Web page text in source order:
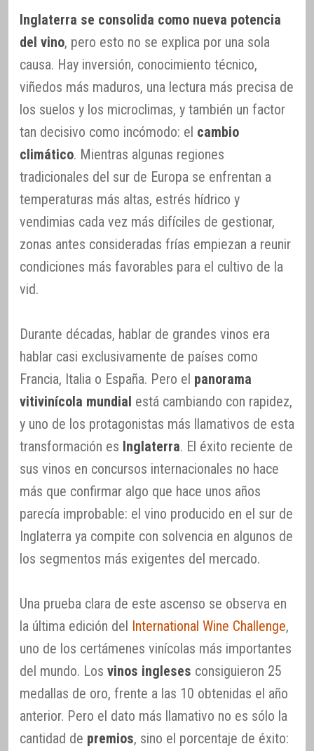
Inglaterra se consolida como nueva potencia
del vino, pero esto no se explica por una sola
causa. Hay inversión, conocimiento técnico,
viñedos más maduros, una lectura más precisa de
los suelos y los microclimas, y también un factor
tan decisivo como incómodo: el cambio
climático. Mientras algunas regiones
tradicionales del sur de Europa se enfrentan a
temperaturas más altas, estrés hídrico y
vendimias cada vez más difíciles de gestionar,
zonas antes consideradas frías empiezan a reunir
condiciones más favorables para el cultivo de la
vid.
Durante décadas, hablar de grandes vinos era
hablar casi exclusivamente de países como
Francia, Italia o España. Pero el panorama
vitivinícola mundial está cambiando con rapidez,
y uno de los protagonistas más llamativos de esta
transformación es Inglaterra. El éxito reciente de
sus vinos en concursos internacionales no hace
más que confirmar algo que hace unos años
parecía improbable: el vino producido en el sur de
Inglaterra ya compite con solvencia en algunos de
los segmentos más exigentes del mercado.
Una prueba clara de este ascenso se observa en
la última edición del International Wine Challenge,
uno de los certámenes vinícolas más importantes
del mundo. Los vinos ingleses consiguieron 25
medallas de oro, frente a las 10 obtenidas el año
anterior. Pero el dato más llamativo no es sólo la
cantidad de premios, sino el porcentaje de éxito: